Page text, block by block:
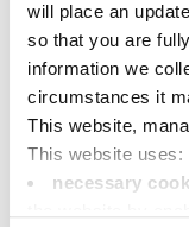
will place an
so that you are
information we
circumstances it
This website,
This website uses:
necessary